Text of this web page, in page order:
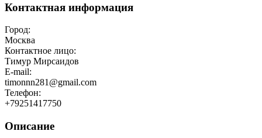
Контактная информация
Город:
Москва
Контактное лицо:
Тимур Мирсаидов
E-mail:
timonnn281@gmail.com
Телефон:
+79251417750
Описание